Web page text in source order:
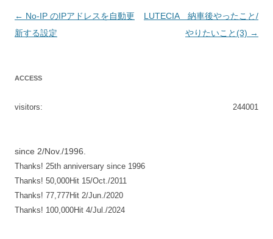
投
稿
ン
← No-IP のIPアドレスを自動更
新する設定
LUTECIA 納車後やったこと/
やりたいこと(3) →
ACCESS
244001
visitors:
since 2/Nov./1996.
Thanks! 25th anniversary since 1996
Thanks! 50,000Hit 15/Oct./2011
Thanks! 77,777Hit 2/Jun./2020
Thanks! 100,000Hit 4/Jul./2024